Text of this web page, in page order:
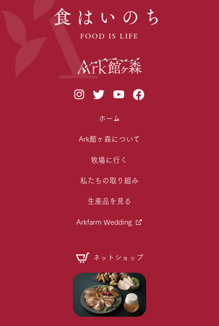
食はいのち
FOOD IS LIFE
ホーム
Ark館ヶ森について
牧場に行く
私たちの取り組み
生産品を見る
Arkfarm Wedding
ネットショップ